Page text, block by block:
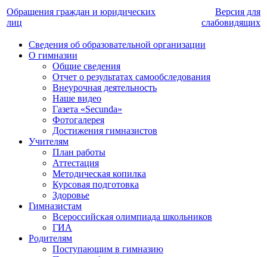
Обращения граждан и юридических
лиц
Версия для
слабовидящих
Сведения об образовательной организации
О гимназии
Общие сведения
Отчет о результатах самообследования
Внеурочная деятельность
Наше видео
Газета «Secunda»
Фотогалерея
Достижения гимназистов
Учителям
План работы
Аттестация
Методическая копилка
Курсовая подготовка
Здоровье
Гимназистам
Всероссийская олимпиада школьников
ГИА
Родителям
Поступающим в гимназию